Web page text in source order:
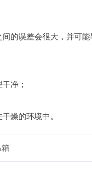
的误差会很大，并可能
净；
燥的环境中。